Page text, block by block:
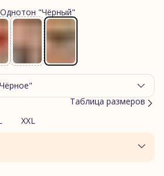
"Чёрный"
Таблица размеров
XXL